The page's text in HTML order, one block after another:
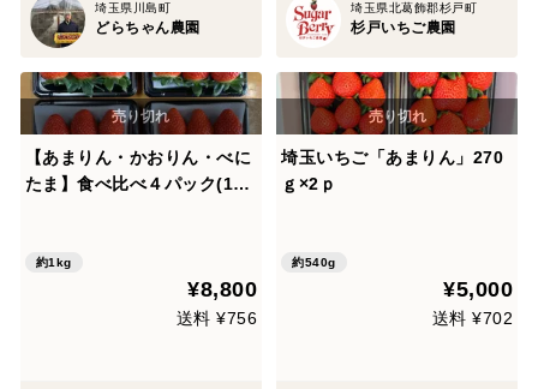
埼玉県川島町
どらちゃん農園
埼玉県北葛飾郡杉戸町
杉戸いちご農園
【あまりん・かおりん・べに
たま】食べ比べ４パック(1K
約1kg
¥8,800
送料 ¥756
埼玉いちご「あまりん」270
ｇ×2ｐ
約540g
¥5,000
送料 ¥702